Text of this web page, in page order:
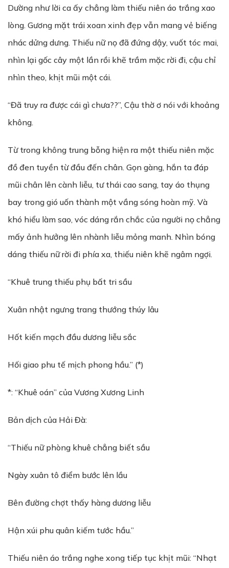
Dường như lời ca ấy chẳng làm thiếu niên áo trắng xao
lòng. Gương mặt trái xoan xinh đẹp vẫn mang vẻ biếng
nhác dửng dưng. Thiếu nữ nọ đã đứng dậy, vuốt tóc mai,
nhìn lại gốc cây một lần rồi khẽ trầm mặc rời đi, cậu chỉ
nhìn theo, khịt mũi một cái.
“Đã truy ra được cái gì chưa??”, Cậu thờ ơ nói với khoảng
không.
Từ trong không trung bỗng hiện ra một thiếu niên mặc
đồ đen tuyền từ đầu đến chân. Gọn gàng, hắn ta đáp
mũi chân lên cành liễu, tư thái cao sang, tay áo thụng
bay trong gió uốn thành một vầng sóng hoàn mỹ. Và
khó hiểu làm sao, vóc dáng rắn chắc của người nọ chẳng
mấy ảnh hưởng lên nhành liễu mỏng manh. Nhìn bóng
dáng thiếu nữ rời đi phía xa, thiếu niên khẽ ngâm ngợi.
“Khuê trung thiếu phụ bất tri sầu
Xuân nhật ngưng trang thướng thúy lâu
Hốt kiến mạch đầu dương liễu sắc
Hối giao phu tế mịch phong hầu.” (*)
*: “Khuê oán” của Vương Xương Linh
Bản dịch của Hải Đà:
“Thiếu nữ phòng khuê chẳng biết sầu
Ngày xuân tô điểm bước lên lầu
Bên đường chợt thấy hàng dương liễu
Hận xúi phu quân kiếm tước hầu.”
Thiếu niên áo trắng nghe xong tiếp tục khịt mũi: “Nhạt